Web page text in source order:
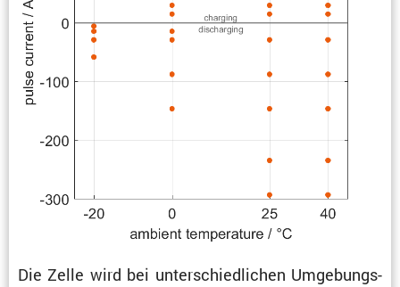
Die Zelle wird bei unter­schied­li­chen Umgebungs­